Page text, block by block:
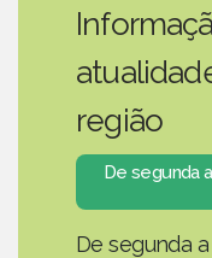
região
De segunda
De segunda